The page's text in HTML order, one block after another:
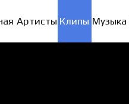
Артисты Клипы Музыка